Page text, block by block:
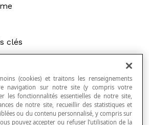
clés
(cookies) et traitons les renseignements
navigation sur notre site (y compris votre
les fonctionnalités essentielles de notre site,
de notre site, recueillir des statistiques et
ou du contenu personnalisé, y compris sur
pouvez accepter ou refuser l’utilisation de la